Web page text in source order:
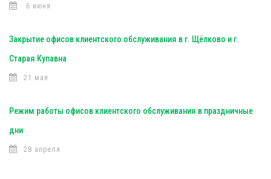
6 июня
Закрытие офисов клиентского обслуживания в г. Щёлково и г.
Старая Купавна
21 мая
Режим работы офисов клиентского обслуживания в праздничные
дни
28 апреля